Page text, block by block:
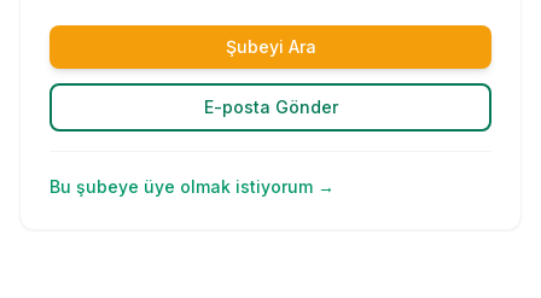
Şubeyi Ara
E-posta Gönder
Bu şubeye üye olmak istiyorum →